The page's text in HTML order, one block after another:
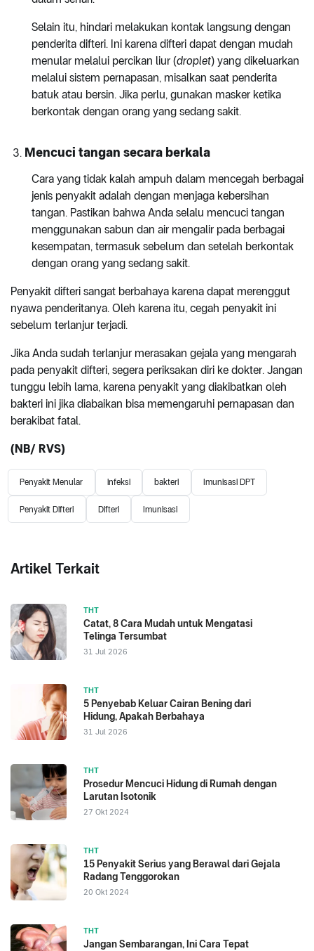
Selain itu, hindari melakukan kontak langsung dengan
penderita difteri. Ini karena difteri dapat dengan mudah
menular melalui percikan liur (droplet) yang dikeluarkan
melalui sistem pernapasan, misalkan saat penderita
batuk atau bersin. Jika perlu, gunakan masker ketika
berkontak dengan orang yang sedang sakit.
Mencuci tangan secara berkala
Cara yang tidak kalah ampuh dalam mencegah berbagai
jenis penyakit adalah dengan menjaga kebersihan
tangan. Pastikan bahwa Anda selalu mencuci tangan
menggunakan sabun dan air mengalir pada berbagai
kesempatan, termasuk sebelum dan setelah berkontak
dengan orang yang sedang sakit.
Penyakit difteri sangat berbahaya karena dapat merenggut
nyawa penderitanya. Oleh karena itu, cegah penyakit ini
sebelum terlanjur terjadi.
Jika Anda sudah terlanjur merasakan gejala yang mengarah
pada penyakit difteri, segera periksakan diri ke dokter. Jangan
tunggu lebih lama, karena penyakit yang diakibatkan oleh
bakteri ini jika diabaikan bisa memengaruhi pernapasan dan
berakibat fatal.
(NB/ RVS)
Penyakit Menular infeksi bakteri Imunisasi DPT
Penyakit Difteri Difteri Imunisasi
Artikel Terkait
THT
Catat, 8 Cara Mudah untuk Mengatasi
Telinga Tersumbat
31 Jul 2026
THT
5 Penyebab Keluar Cairan Bening dari
Hidung, Apakah Berbahaya
31 Jul 2026
THT
Prosedur Mencuci Hidung di Rumah dengan
Larutan Isotonik
27 Okt 2024
THT
15 Penyakit Serius yang Berawal dari Gejala
Radang Tenggorokan
20 Okt 2024
THT
Jangan Sembarangan, Ini Cara Tepat